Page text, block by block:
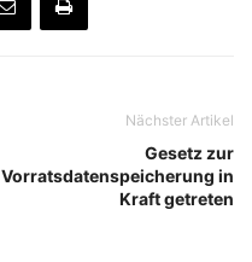
Nächster Artikel
Gesetz zur
Vorratsdatenspeicherung in
Kraft getreten